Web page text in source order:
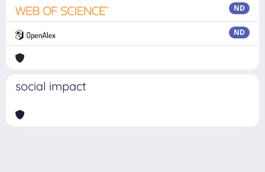
ND
ND
social impact